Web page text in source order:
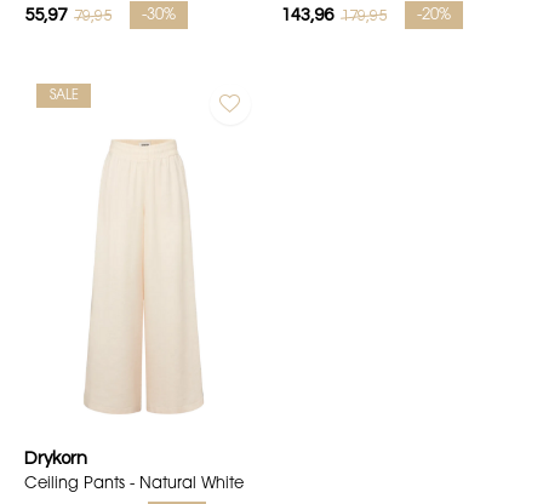
55,97 79,95 -30% 143,96 179,95 -20%
SALE
Drykorn
Ceiling Pants - Natural White